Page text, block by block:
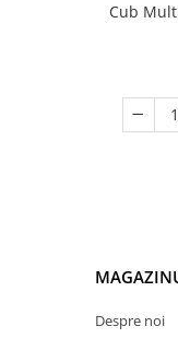
Cub
Despre noi